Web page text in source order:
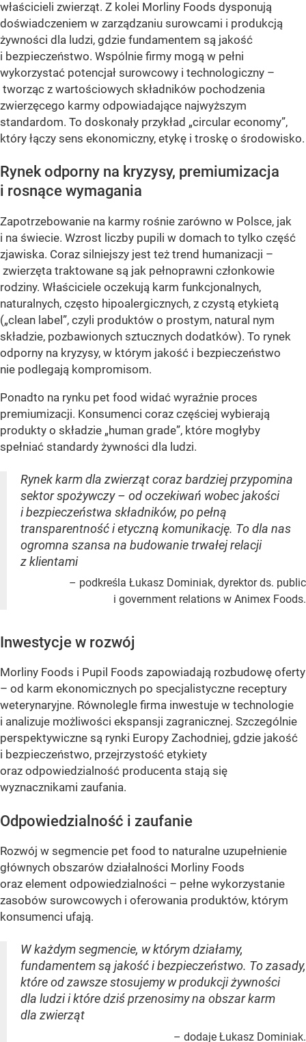
właścicieli zwierząt. Z kolei Morliny Foods dysponują
doświadczeniem w zarządzaniu surowcami i produkcją
żywności dla ludzi, gdzie fundamentem są jakość
i bezpieczeństwo. Wspólnie firmy mogą w pełni
wykorzystać potencjał surowcowy i technologiczny –
tworząc z wartościowych składników pochodzenia
zwierzęcego karmy odpowiadające najwyższym
standardom. To doskonały przykład „circular economy”,
który łączy sens ekonomiczny, etykę i troskę o środowisko.
Rynek odporny na kryzysy, premiumizacja
i rosnące wymagania
Zapotrzebowanie na karmy rośnie zarówno w Polsce, jak
i na świecie. Wzrost liczby pupili w domach to tylko część
zjawiska. Coraz silniejszy jest też trend humanizacji –
zwierzęta traktowane są jak pełnoprawni członkowie
rodziny. Właściciele oczekują karm funkcjonalnych,
naturalnych, często hipoalergicznych, z czystą etykietą
(„clean label”, czyli produktów o prostym, natural nym
składzie, pozbawionych sztucznych dodatków). To rynek
odporny na kryzysy, w którym jakość i bezpieczeństwo
nie podlegają kompromisom.
Ponadto na rynku pet food widać wyraźnie proces
premiumizacji. Konsumenci coraz częściej wybierają
produkty o składzie „human grade”, które mogłyby
spełniać standardy żywności dla ludzi.
Rynek karm dla zwierząt coraz bardziej przypomina
sektor spożywczy – od oczekiwań wobec jakości
i bezpieczeństwa składników, po pełną
transparentność i etyczną komunikację. To dla nas
ogromna szansa na budowanie trwałej relacji
z klientami
– podkreśla Łukasz Dominiak, dyrektor ds. public
i government relations w Animex Foods.
Inwestycje w rozwój
Morliny Foods i Pupil Foods zapowiadają rozbudowę oferty
– od karm ekonomicznych po specjalistyczne receptury
weterynaryjne. Równolegle firma inwestuje w technologie
i analizuje możliwości ekspansji zagranicznej. Szczególnie
perspektywiczne są rynki Europy Zachodniej, gdzie jakość
i bezpieczeństwo, przejrzystość etykiety
oraz odpowiedzialność producenta stają się
wyznacznikami zaufania.
Odpowiedzialność i zaufanie
Rozwój w segmencie pet food to naturalne uzupełnienie
głównych obszarów działalności Morliny Foods
oraz element odpowiedzialności – pełne wykorzystanie
zasobów surowcowych i oferowania produktów, którym
konsumenci ufają.
W każdym segmencie, w którym działamy,
fundamentem są jakość i bezpieczeństwo. To zasady,
które od zawsze stosujemy w produkcji żywności
dla ludzi i które dziś przenosimy na obszar karm
dla zwierząt
– dodaje Łukasz Dominiak.